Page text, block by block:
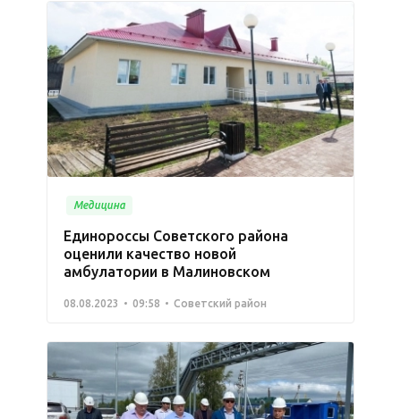
Медицина
Единороссы Советского района
оценили качество новой
амбулатории в Малиновском
08.08.2023 09:58 Советский район